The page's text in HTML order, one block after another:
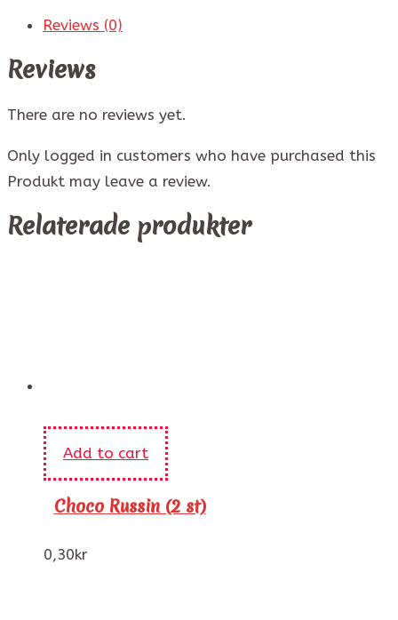
Reviews (0)
Reviews
There are no reviews yet.
Only logged in customers who have purchased this
Produkt may leave a review.
Relaterade produkter
Add to cart
Choco Russin (2 st)
0,30kr